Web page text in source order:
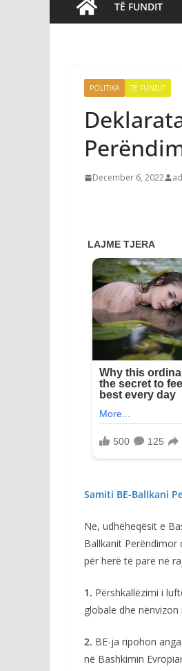
TË FUNDIT
POLITIKA TË FUNDIT
December 6, 2022
Samiti BE-Ballkani
Ne, udhëheqësit e
Ballkanit
për herë të parë në
1. Përshkallëzimi i
globale dhe
2. BE-ja ripohon
në Bashkimin